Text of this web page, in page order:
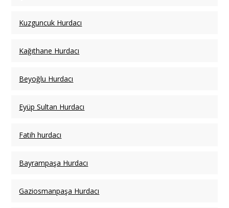
Kuzguncuk Hurdacı
Kağıthane Hurdacı
Beyoğlu Hurdacı
Eyüp Sultan Hurdacı
Fatih hurdacı
Bayrampaşa Hurdacı
Gaziosmanpaşa Hurdacı